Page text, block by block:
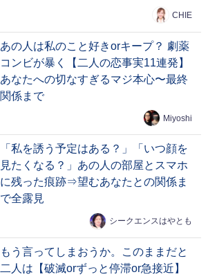
CHIE
あの人は私のこと好きorキープ？ 劇薬
コンビが暴く【二人の恋事実11連発】
あなたへの切なすぎるマジ本心〜最終
関係まで
Miyoshi
「私を誘う予定はある？」「いつ顔を
見たくなる？」あの人の部屋とスマホ
に残った痕跡⇒望むあなたとの関係ま
で全露見
シークエンスはやとも
もう言ってしまおうか。このままだと
二人は【破滅orずっと停滞or急接近】